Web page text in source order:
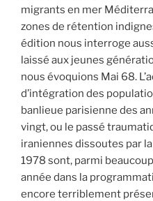
migrants en mer
zones de rétention
édition nous interroge
laissé aux jeunes
nous évoquions Mai 68.
d’intégration des
banlieue parisienne des
vingt, ou le passé
iraniennes dissoutes par
1978 sont, parmi
année dans la
encore terriblement